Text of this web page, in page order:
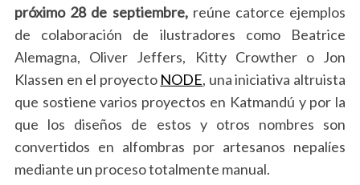
próximo 28 de septiembre,reúne catorce ejemplos
de colaboración de ilustradores como Beatrice
Alemagna, Oliver Jeffers, Kitty Crowther o Jon
Klassen en el proyecto NODE, una iniciativa altruista
que sostiene varios proyectos en Katmandú y por la
que los diseños de estos y otros nombres son
convertidos en alfombras por artesanos nepalíes
mediante un proceso totalmente manual.